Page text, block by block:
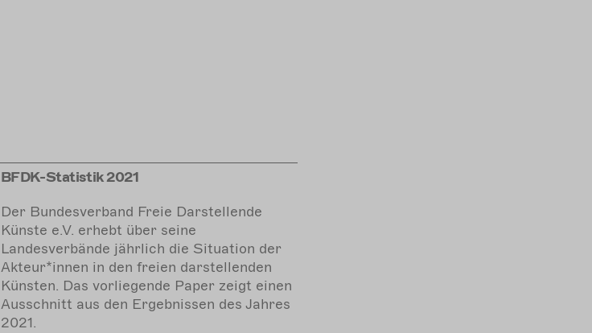
BFDK-Statistik 2021
Der Bundesverband Freie Darstellende
Künste e.V. erhebt über seine
Landesverbände jährlich die Situation der
Akteur*innen in den freien darstellenden
Künsten. Das vorliegende Paper zeigt einen
Ausschnitt aus den Ergebnissen des Jahres
2021.